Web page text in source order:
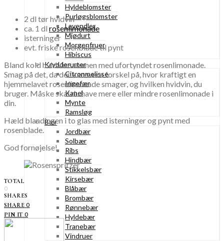
Hyldeblomster
Purløgsblomster
Lavendler
Mjødurt
Morgenfruer
Hibiscus
Krydderurter
Citronmelisse
Ingefær
Kanel
Mynte
Ramsløg
Bær
Jordbær
Solbær
Ribs
Hindbær
Stikkelsbær
Kirsebær
Blåbær
Brombær
Rønnebær
Hyldebær
Tranebær
Vindruer
2 dl tør hvidvin
ca. 1 dl rosenlimonade
isterninger
evt. friske rosenblade til pynt
Bland kold hvidvin sammen med ufortyndet rosenlimonade.
Smag på det, da der kan være forskel på, hvor kraftigt en
hjemmelavet rosenlimonade smager, og hvilken hvidvin, du
bruger. Måske skal du have mere eller mindre rosenlimonade i
din.
Hæld blandingen i to glas med isterninger og pynt med
rosenblade.
God fornøjelse!
TOTAL
0
SHARES
SHARE 0
PIN IT 0